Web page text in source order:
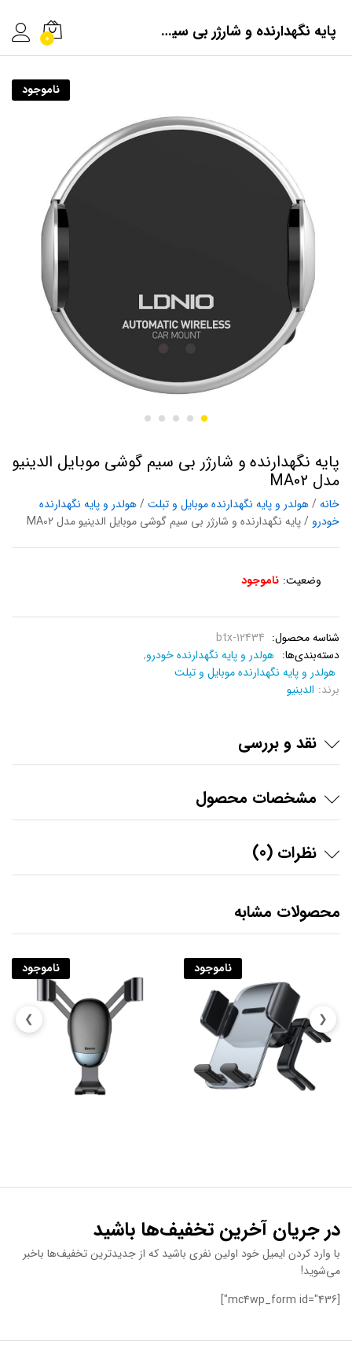
پایه نگهدارنده و شارژر بی سیم گوشی موبایل الدینیو مدل MA02 0
ناموجود
پایه نگهدارنده و شارژر بی سیم گوشی موبایل الدینیو
مدل MA02
خانه/هولدر و پایه نگهدارنده موبایل و تبلت/هولدر و پایه نگهدارنده
خودرو / پایه نگهدارنده و شارژر بی سیم گوشی موبایل الدینیو مدل MA02
وضعیت: ناموجود
شناسه محصول: btx-12434
دسته‌بندی‌ها: هولدر و پایه نگهدارنده خودرو,
هولدر و پایه نگهدارنده موبایل و تبلت
برند: الدینیو
نقد و بررسی
مشخصات محصول
نظرات (0)
محصولات مشابه
ناموجود ناموجود
❯ ❮
در جریان آخرین تخفیف‌ها باشید
با وارد کردن ایمیل خود اولین نفری باشید که از جدیدترین تخفیف‌ها باخبر
می‌شوید!
[mc4wp_form id="436"]